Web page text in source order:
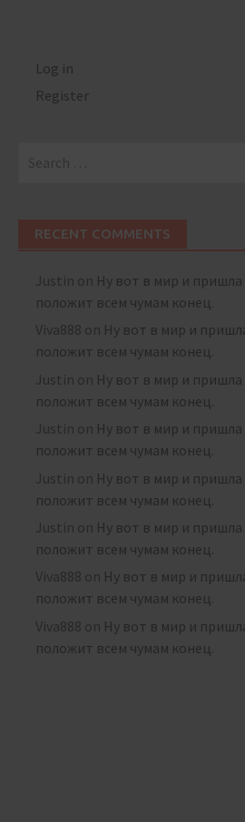
Log in
Register
for:
RECENT COMMENTS
Justin on Ну вот в мир и пришла
положит всем чумам конец.
Viva888 on Ну вот в мир и
положит всем чумам конец.
Justin on Ну вот в мир и пришла
положит всем чумам конец.
Justin on Ну вот в мир и пришла
положит всем чумам конец.
Justin on Ну вот в мир и пришла
положит всем чумам конец.
Justin on Ну вот в мир и пришла
положит всем чумам конец.
Viva888 on Ну вот в мир и
положит всем чумам конец.
Viva888 on Ну вот в мир и
положит всем чумам конец.